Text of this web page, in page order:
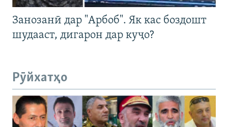
Занозанӣ дар "Арбоб". Як кас боздошт
шудааст, дигарон дар куҷо?
Рӯйхатҳо